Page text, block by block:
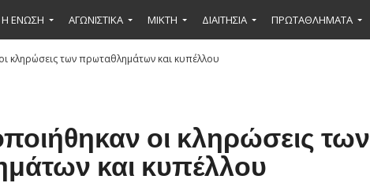
Η ΕΝΩΣΗ ΑΓΩΝΙΣΤΙΚΑ ΜΙΚΤΉ ΔΙΑΙΤΗΣΙΑ ΠΡΩΤΑΘΛΗΜΑΤΑ
κληρώσεις των πρωταθλημάτων και κυπέλλου
οι κληρώσεις των
και κυπέλλου